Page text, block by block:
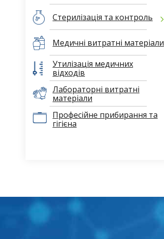
Стерилізація та контроль
Медичні витратні матеріали
Утилізація медичних
відходів
Лабораторні витратні
матеріали
Професійне прибирання та
гігієна